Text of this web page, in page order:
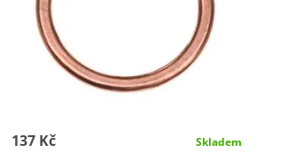
137 Kč Skladem